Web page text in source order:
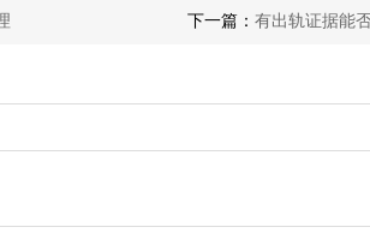
下一篇： 有出轨证据能